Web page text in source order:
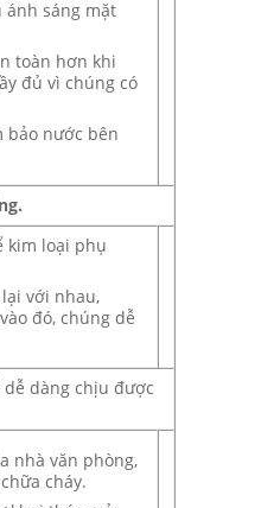
ánh sáng mặt
toàn hơn khi
đủ vì chúng có
bảo nước bên
kim loại phụ
với nhau,
đó, chúng dễ
dễ dàng chịu được
nhà văn phòng,
cháy.